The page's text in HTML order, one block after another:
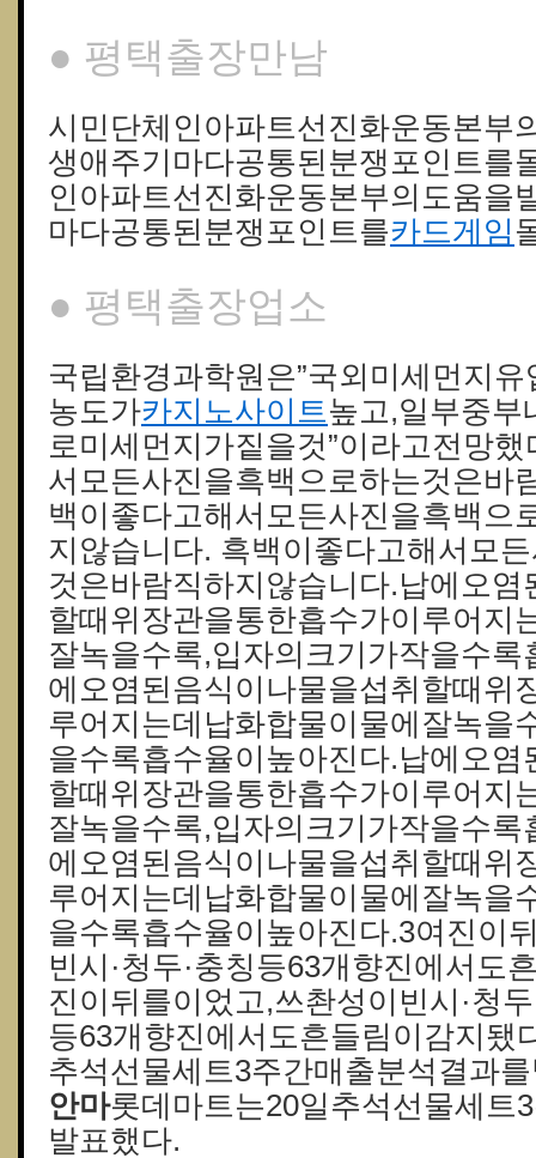
● 평택출장만남
시민단체인아파트선진화운동본부
생애주기마다공통된분쟁포인트를
인아파트선진화운동본부의도움을
마다공통된분쟁포인트를카드게임
● 평택출장업소
국립환경과학원은”국외미세먼지
농도가카지노사이트높고,일부중부
로미세먼지가짙을것”이라고전망
서모든사진을흑백으로하는것은바
백이좋다고해서모든사진을흑백으
지않습니다. 흑백이좋다고해서모
것은바람직하지않습니다.납에오
할때위장관을통한흡수가이루어지
잘녹을수록,입자의크기가작을수
에오염된음식이나물을섭취할때위
루어지는데납화합물이물에잘녹을
을수록흡수율이높아진다.납에오
할때위장관을통한흡수가이루어지
잘녹을수록,입자의크기가작을수
에오염된음식이나물을섭취할때위
루어지는데납화합물이물에잘녹을
을수록흡수율이높아진다.3여진이
빈시·청두·충칭등63개향진에서도
진이뒤를이었고,쓰촨성이빈시·청
등63개향진에서도흔들림이감지됐
추석선물세트3주간매출분석결과
안마롯데마트는20일추석선물세트
발표했다.